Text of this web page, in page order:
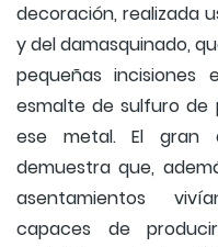
decoración, realizada
y del damasquinado,
pequeñas
esmalte de sulfuro
ese metal. El gran
demuestra que,
asentamientos
capaces de